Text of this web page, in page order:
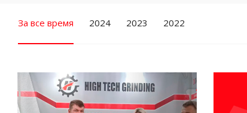
За все время 2024 2023 2022